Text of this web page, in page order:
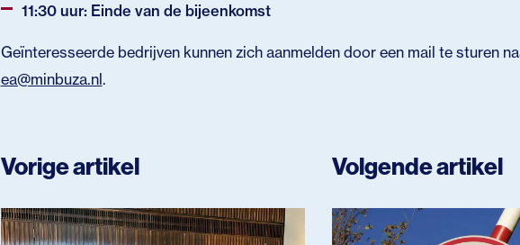
11:30 uur: Einde van de bijeenkomst
Geïnteresseerde bedrijven kunnen zich aanmelden door een mail te sturen
ea@minbuza.nl .
Vorige artikel Volgende artikel